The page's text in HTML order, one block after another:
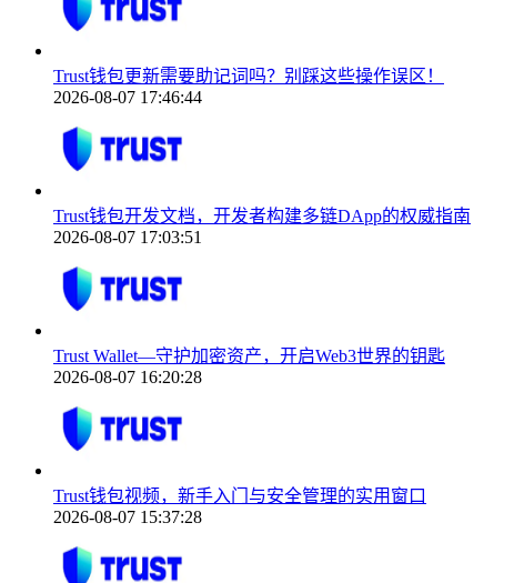
Trust钱包更新需要助记词吗？别踩这些操作误区！
2026-08-07 17:46:44
Trust钱包开发文档，开发者构建多链DApp的权威指南
2026-08-07 17:03:51
Trust Wallet—守护加密资产，开启Web3世界的钥匙
2026-08-07 16:20:28
Trust钱包视频，新手入门与安全管理的实用窗口
2026-08-07 15:37:28